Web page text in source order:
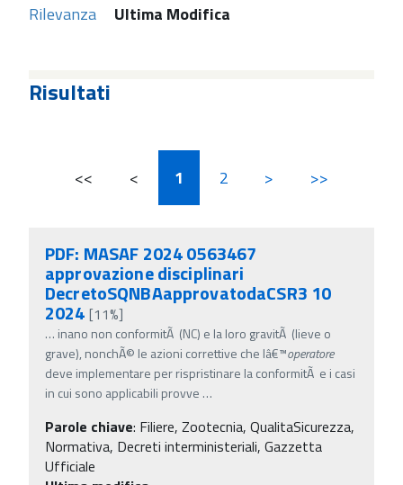
Rilevanza Ultima Modifica
Risultati
<< < 1 2 > >>
PDF: MASAF 2024 0563467
approvazione disciplinari
DecretoSQNBAapprovatodaCSR3 10
2024 [11%]
… inano non conformitÃ (NC) e la loro gravitÃ (lieve o
grave), nonchÃ© le azioni correttive che lâ€™operatore
deve implementare per rispristinare la conformitÃ e i casi
in cui sono applicabili provve …
Parole chiave: Filiere, Zootecnia, QualitaSicurezza,
Normativa, Decreti interministeriali, Gazzetta
Ufficiale